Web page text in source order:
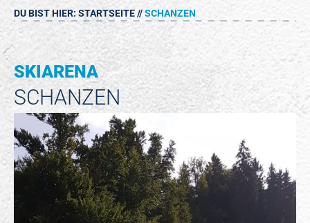
DU BIST HIER: STARTSEITE//SCHANZEN
SKIARENA
SCHANZEN